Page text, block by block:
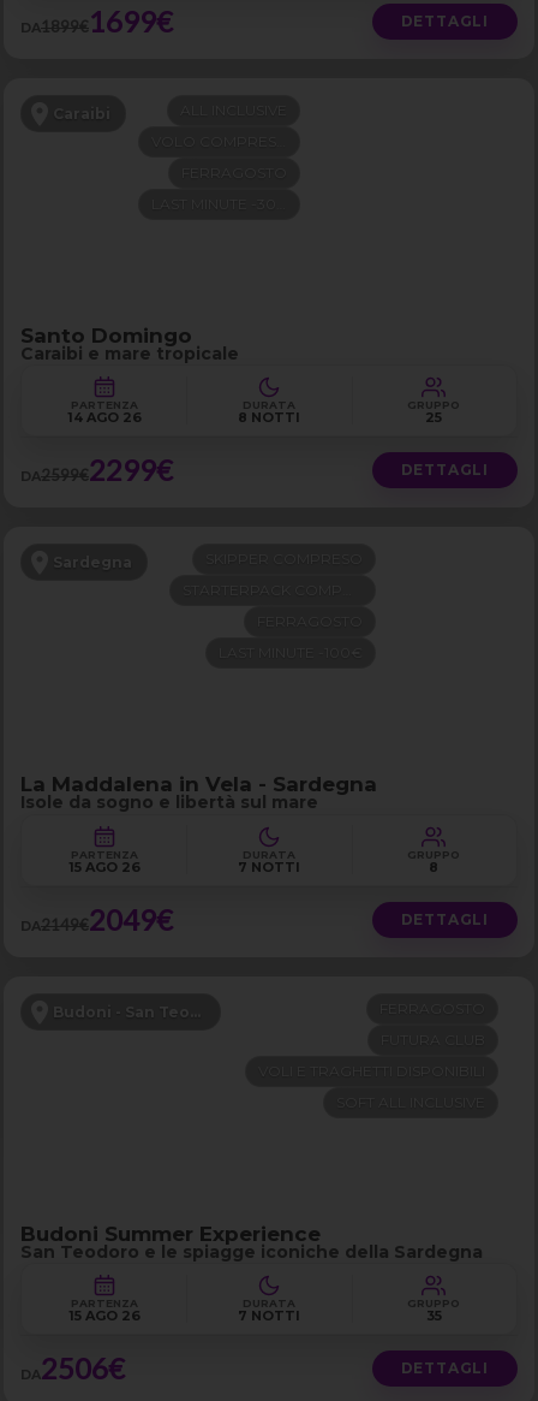
DA1899€1699€ DETTAGLI
Caraibi
Santo Domingo
Caraibi e mare tropicale
PARTENZA
14 AGO 26
DURATA
8 NOTTI
GRUPPO
25
DA2599€2299€ DETTAGLI
Sardegna
La Maddalena in Vela - Sardegna
Isole da sogno e libertà sul mare
PARTENZA
15 AGO 26
DURATA
7 NOTTI
GRUPPO
8
DA2149€2049€ DETTAGLI
Budoni - San Teodoro
Budoni Summer Experience
San Teodoro e le spiagge iconiche della Sardegna
PARTENZA
15 AGO 26
DURATA
7 NOTTI
GRUPPO
35
DA2506€ DETTAGLI